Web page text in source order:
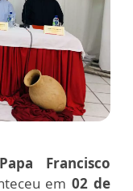
Francisco
em02 de